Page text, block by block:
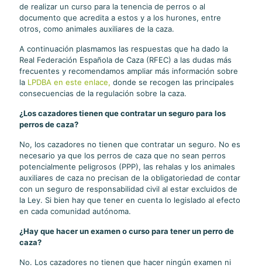
de realizar un curso para la tenencia de perros o al
documento que acredita a estos y a los hurones, entre
otros, como animales auxiliares de la caza.
A continuación plasmamos las respuestas que ha dado la
Real Federación Española de Caza (RFEC) a las dudas más
frecuentes y recomendamos ampliar más información sobre
la LPDBA en este enlace, donde se recogen las principales
consecuencias de la regulación sobre la caza.
¿Los cazadores tienen que contratar un seguro para los
perros de caza?
No, los cazadores no tienen que contratar un seguro. No es
necesario ya que los perros de caza que no sean perros
potencialmente peligrosos (PPP), las rehalas y los animales
auxiliares de caza no precisan de la obligatoriedad de contar
con un seguro de responsabilidad civil al estar excluidos de
la Ley. Si bien hay que tener en cuenta lo legislado al efecto
en cada comunidad autónoma.
¿Hay que hacer un examen o curso para tener un perro de
caza?
No. Los cazadores no tienen que hacer ningún examen ni